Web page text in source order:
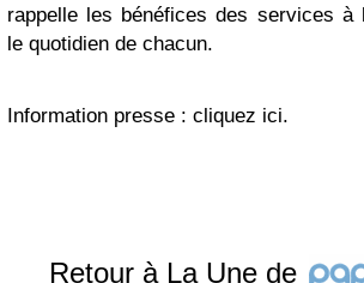
rappelle les bénéfices des services à
le quotidien de chacun.
Information presse : cliquez ici.
Retour à La Une de